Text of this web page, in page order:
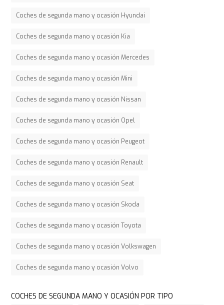
Coches de segunda mano y ocasión Hyundai
Coches de segunda mano y ocasión Kia
Coches de segunda mano y ocasión Mercedes
Coches de segunda mano y ocasión Mini
Coches de segunda mano y ocasión Nissan
Coches de segunda mano y ocasión Opel
Coches de segunda mano y ocasión Peugeot
Coches de segunda mano y ocasión Renault
Coches de segunda mano y ocasión Seat
Coches de segunda mano y ocasión Skoda
Coches de segunda mano y ocasión Toyota
Coches de segunda mano y ocasión Volkswagen
Coches de segunda mano y ocasión Volvo
COCHES DE SEGUNDA MANO Y OCASIÓN POR TIPO